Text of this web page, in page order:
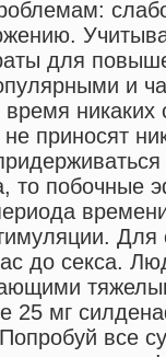
для
и
никаких
приносят
то побочные
Для
до секса.
25 мг
все